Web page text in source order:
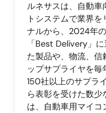
ルネサスは、自動
トシステムで業界
ナルから、2024年
「Best Delivery」
た製品や、物流、信
ップサプライヤを
150社以上のサプラ
ら表彰を受けた数少
は、自動車用マイ